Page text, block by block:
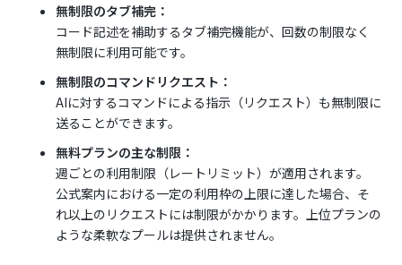
無制限のタブ補完：
コード記述を補助するタブ補完機能が、回数の制限なく
無制限に利用可能です。
無制限のコマンドリクエスト：
AIに対するコマンドによる指示（リクエスト）も無制限に
送ることができます。
無料プランの主な制限：
週ごとの利用制限（レートリミット）が適用されます。
公式案内における一定の利用枠の上限に達した場合、そ
れ以上のリクエストには制限がかかります。上位プランの
ような柔軟なプールは提供されません。